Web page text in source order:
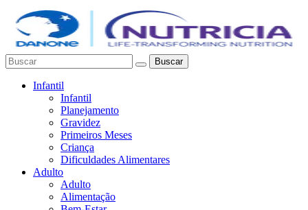
Buscar
Infantil
Infantil
Planejamento
Gravidez
Primeiros Meses
Criança
Dificuldades Alimentares
Adulto
Adulto
Alimentação